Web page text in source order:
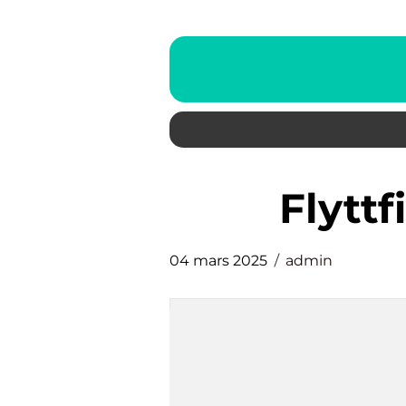
04 mars 2025 admin